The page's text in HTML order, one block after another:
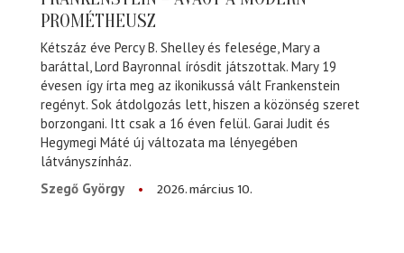
PROMÉTHEUSZ
Kétszáz éve Percy B. Shelley és felesége, Mary a
baráttal, Lord Bayronnal írósdit játszottak. Mary 19
évesen így írta meg az ikonikussá vált Frankenstein
regényt. Sok átdolgozás lett, hiszen a közönség szeret
borzongani. Itt csak a 16 éven felül. Garai Judit és
Hegymegi Máté új változata ma lényegében
látványszínház.
Szegő György
2026. március 10.